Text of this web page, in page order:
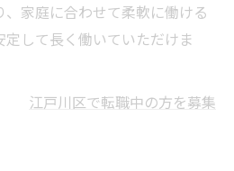
、家庭に合わせて柔軟に働ける
して長く働いていただけま
江戸川区で転職中の方を募集